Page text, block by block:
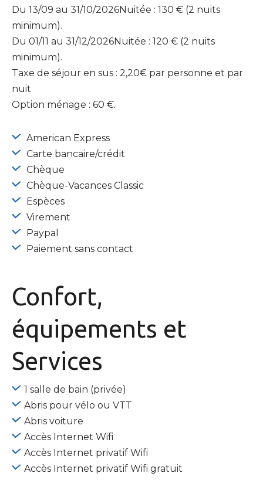
Du 13/09 au 31/10/2026Nuitée : 130 € (2 nuits
minimum).
Du 01/11 au 31/12/2026Nuitée : 120 € (2 nuits
minimum).
Taxe de séjour en sus : 2,20€ par personne et par
nuit
Option ménage : 60 €.
American Express
Carte bancaire/crédit
Chèque
Chèque-Vacances Classic
Espèces
Virement
Paypal
Paiement sans contact
Confort,
équipements et
Services
1 salle de bain (privée)
Abris pour vélo ou VTT
Abris voiture
Accès Internet Wifi
Accès Internet privatif Wifi
Accès Internet privatif Wifi gratuit